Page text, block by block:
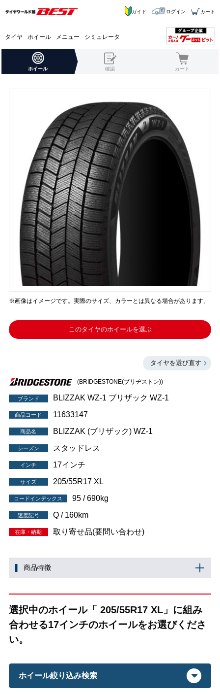
タイヤ ホイール メニュー シミュレータ
ガイド ログイン カート
ホイール 確認 カート
※画像はイメージです。実際のサイズ、カラーとは異なる場合があります。
このタイヤのホイールを選ぶ
タイヤを選び直す
(BRIDGESTONE(ブリヂストン))
ブランド BLIZZAK WZ-1 ブリザック WZ-1
商品コード 11633147
商品名 BLIZZAK (ブリザック) WZ-1
シーズン スタッドレス
インチ 17インチ
サイズ 205/55R17 XL
ロードインデックス 95 / 690kg
速度記号 Q / 160km
在庫・納期 取り寄せ品(要問い合わせ)
商品特徴
選択中のホイール「 205/55R17 XL」に組み
合わせる17インチのホイールをお選びくださ
い。
ホイール絞り込み検索